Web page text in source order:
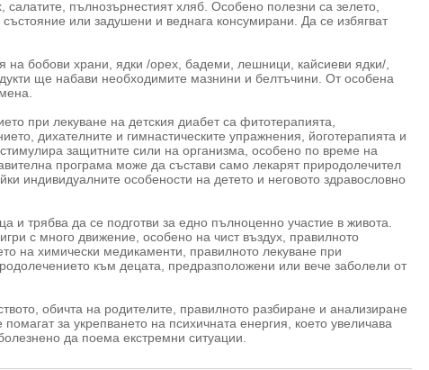
салатите, пълнозърнестият хляб. Особено полезни са зелето,
или задушени и веднага консумирани. Да се избягват
на бобови храни, ядки /орех, бадеми, лешници, кайсиеви ядки/,
ще набави необходимите мазнини и белтъчини. От особена
при лекуване на детския диабет са фитотерапията,
дихателните и гимнастическите упражнения, йоготерапията и
защитните сили на организма, особено по време на
програма може да състави само лекарят природолечител
индивидуалните особености на детето и неговото здравословно
и трябва да се подготви за едно пълноценно участие в живота.
с много движение, особено на чист въздух, правилното
на химически медикаменти, правилното лекуване при
към децата, предразположени или вече заболели от
обичта на родителите, правилното разбиране и анализиране
за укрепването на психичната енергия, което увеличава
да поема екстремни ситуации.